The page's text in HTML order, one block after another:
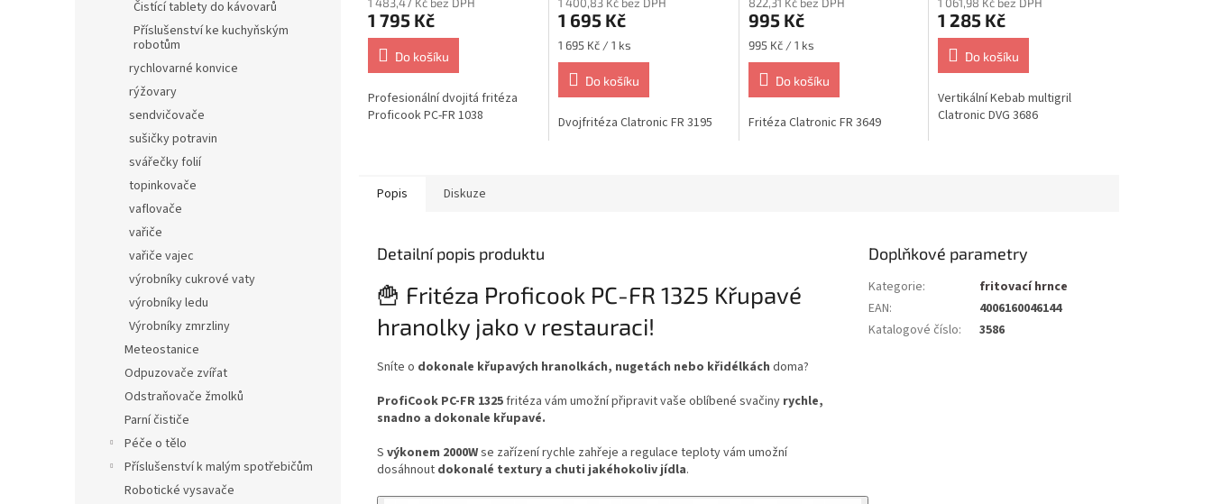
Čistící tablety do kávovarů
Příslušenství ke kuchyňským
robotům
rychlovarné konvice
rýžovary
sendvičovače
sušičky potravin
svářečky folií
topinkovače
vaflovače
vařiče
vařiče vajec
výrobníky cukrové vaty
výrobníky ledu
Výrobníky zmrzliny
Meteostanice
Odpuzovače zvířat
Odstraňovače žmolků
Parní čističe
Péče o tělo
Příslušenství k malým spotřebičům
Robotické vysavače
1 483,47 Kč bez DPH
1 795 Kč
Do košíku
Profesionální dvojitá fritéza
Proficook PC-FR 1038
1 400,83 Kč bez DPH
1 695 Kč
Měrná
cena:
1 695 Kč / 1 ks
Do košíku
Dvojfritéza Clatronic FR 3195
822,31 Kč bez DPH
995 Kč
Měrná
cena:
995 Kč / 1 ks
Do košíku
Fritéza Clatronic FR 3649
1 061,98 Kč bez DPH
1 285 Kč
Do košíku
Vertikální Kebab multigril
Clatronic DVG 3686
Popis Diskuze
Detailní popis produktu
🍟 Fritéza Proficook PC-FR 1325 Křupavé
hranolky jako v restauraci!
Sníte o dokonale křupavých hranolkách, nugetách nebo křidélkách doma?
ProfiCook PC-FR 1325fritéza vám umožní připravit vaše oblíbené svačiny rychle,
snadno a dokonale křupavé.
S výkonem 2000Wse zařízení rychle zahřeje a regulace teploty vám umožní
dosáhnout dokonalé textury a chuti jakéhokoliv jídla.
Doplňkové parametry
Kategorie:
fritovací hrnce
EAN:
4006160046144
Katalogové číslo: 3586